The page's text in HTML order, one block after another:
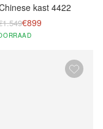
kast 4422
€899